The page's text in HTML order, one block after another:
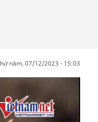
thứ năm, 07/12/2023 - 15:03